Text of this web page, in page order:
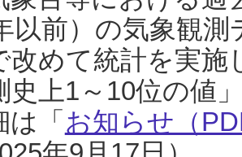
以前）の気象観
改めて統計を実
史上1～10位の値
「 お知らせ（